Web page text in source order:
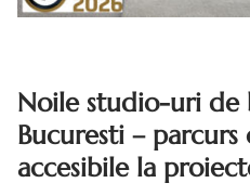
Noile studio-uri de
Bucuresti –
accesibile la